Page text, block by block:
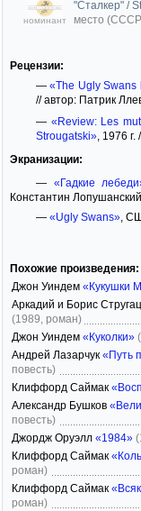
номинант
"Сталкер" /
место
Рецензии:
—«The Ugly Swans
// автор: Патрик
— «Review: Les
Strougatski», 1976
Экранизации:
— «Гадкие
Константин Лопушанский
— «Ugly Swans»,
Похожие произведения:
Джон Уиндем «Кукушки
Аркадий и Борис
(1989, роман)
Джон Уиндем «Куколки»
Андрей Лазарчук «Путь
повесть)
Клиффорд Саймак
Александр Бушков
повесть)
Джордж Оруэлл «1984»
Клиффорд Саймак
роман)
Клиффорд Саймак
роман)